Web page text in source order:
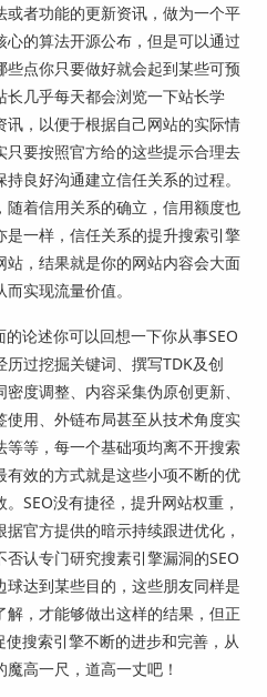
者功能的更新资讯，做为一个平
的算法开源公布，但是可以通过
点你只要做好就会起到某些可预
长几乎每天都会浏览一下站长学
，以便于根据自己网站的实际情
要按照官方给的这些提示合理去
良好沟通建立信任关系的过程。
着信用关系的确立，信用额度也
一样，信任关系的提升搜索引擎
，结果就是你的网站内容会大面
实现流量价值。
论述你可以回想一下你从事SEO
过挖掘关键词、撰写TDK及创
度调整、内容采集伪原创更新、
用、外链布局甚至从技术角度实
等，每一个基础项均离不开搜索
效的方式就是这些小项不断的优
SEO没有捷径，提升网站权重，
官方提供的暗示持续跟进优化，
认专门研究搜素引擎漏洞的SEO
达到某些目的，这些朋友同样是
，才能够做出这样的结果，但正
搜索引擎不断的进步和完善，从
高一尺，道高一丈吧！